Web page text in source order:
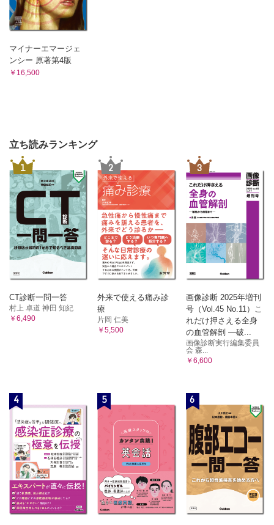
マイナーエマージェ
ンシー 原著第4版
￥16,500
立ち読みランキング
1
CT診断一問一答
村上 卓道 神田 知紀
￥6,490
2
外来で使える痛み診
療
片岡 仁美
￥5,500
3
画像診断 2025年増刊
号（Vol.45 No.11）こ
れだけ押さえる全身
の血管解剖 ―破...
画像診断実行編集委員
会 森...
￥6,600
4 5 6